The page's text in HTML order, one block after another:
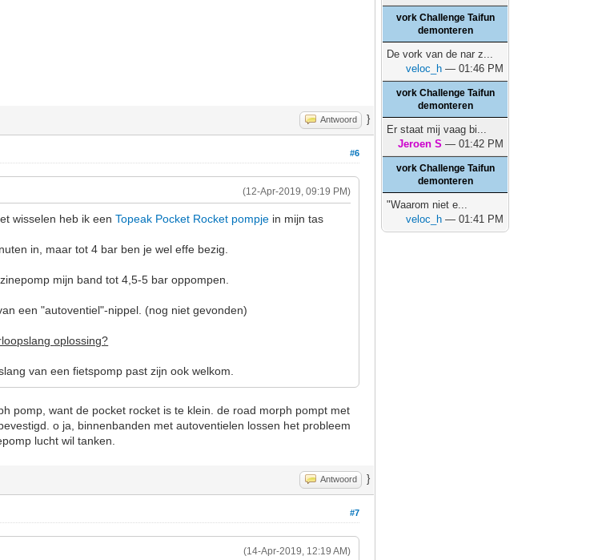
Antwoord }
#6
(12-Apr-2019, 09:19 PM)
wisselen heb ik eenTopeak Pocket Rocket pompje in mijn tas
in, maar tot 4 bar ben je wel effe bezig.
mijn band tot 4,5-5 bar oppompen.
een "autoventiel"-nippel. (nog niet gevonden)
oplossing?
van een fietspomp past zijn ook welkom.
pomp, want de pocket rocket is te klein. de road morph pompt met
o ja, binnenbanden met autoventielen lossen het probleem
lucht wil tanken.
Antwoord }
#7
(14-Apr-2019, 12:19 AM)
vork Challenge Taifun
demonteren
De vork van de nar z...
veloc_h — 01:46 PM
vork Challenge Taifun
demonteren
Er staat mij vaag bi...
Jeroen S — 01:42 PM
vork Challenge Taifun
demonteren
"Waarom niet e...
veloc_h — 01:41 PM